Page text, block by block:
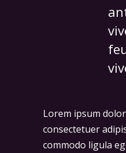
Lorem ipsum
consectetuer
commodo ligula